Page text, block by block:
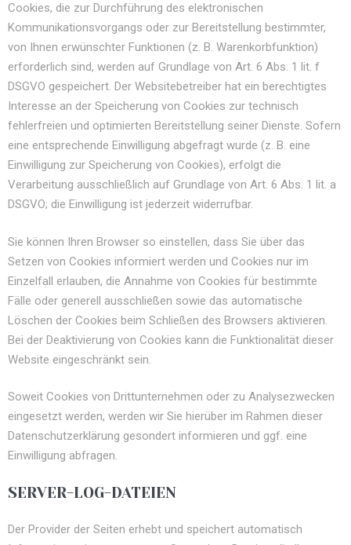
Cookies, die zur Durchführung des elektronischen
Kommunikationsvorgangs oder zur Bereitstellung bestimmter,
von Ihnen erwünschter Funktionen (z. B. Warenkorbfunktion)
erforderlich sind, werden auf Grundlage von Art. 6 Abs. 1 lit. f
DSGVO gespeichert. Der Websitebetreiber hat ein berechtigtes
Interesse an der Speicherung von Cookies zur technisch
fehlerfreien und optimierten Bereitstellung seiner Dienste. Sofern
eine entsprechende Einwilligung abgefragt wurde (z. B. eine
Einwilligung zur Speicherung von Cookies), erfolgt die
Verarbeitung ausschließlich auf Grundlage von Art. 6 Abs. 1 lit. a
DSGVO; die Einwilligung ist jederzeit widerrufbar.
Sie können Ihren Browser so einstellen, dass Sie über das
Setzen von Cookies informiert werden und Cookies nur im
Einzelfall erlauben, die Annahme von Cookies für bestimmte
Fälle oder generell ausschließen sowie das automatische
Löschen der Cookies beim Schließen des Browsers aktivieren.
Bei der Deaktivierung von Cookies kann die Funktionalität dieser
Website eingeschränkt sein.
Soweit Cookies von Drittunternehmen oder zu Analysezwecken
eingesetzt werden, werden wir Sie hierüber im Rahmen dieser
Datenschutzerklärung gesondert informieren und ggf. eine
Einwilligung abfragen.
SERVER-LOG-DATEIEN
Der Provider der Seiten erhebt und speichert automatisch